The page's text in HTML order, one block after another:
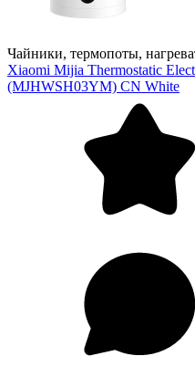
Чайники, термопоты,
Xiaomi Mijia Thermostatic
(MJHWSH03YM) CN White